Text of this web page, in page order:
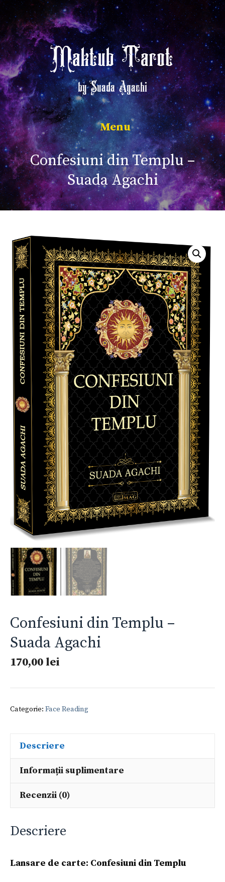
Sari
la
conținut
Maktub Tarot
by Suada Agachi
Meniu
Confesiuni din Templu –
Suada Agachi
Confesiuni din Templu –
Suada Agachi
170,00 lei
Categorie: Face Reading
Descriere
Informații suplimentare
Recenzii (0)
Descriere
Lansare de carte: Confesiuni din Templu